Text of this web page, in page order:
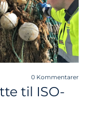
0 Kommentarer
til ISO-